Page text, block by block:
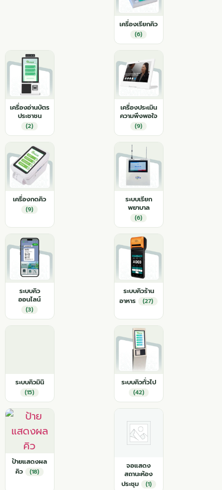
เครื่องเรียกคิว
(6)
เครื่องอ่านบัตร
ประชาชน
(2)
เครื่องประเมิน
ความพึงพอใจ
(9)
เครื่องกดคิว
(9)
ระบบเรียก
พยาบาล
(6)
ระบบคิว
ออนไลน์
(3)
ระบบคิวร้าน
อาหาร
(27)
ระบบคิวมินิ
(15)
ระบบคิวทั่วไป
(42)
ป้ายแสดงผล
คิว
(18)
จอแสดง
สถานะห้อง
ประชุม
(1)